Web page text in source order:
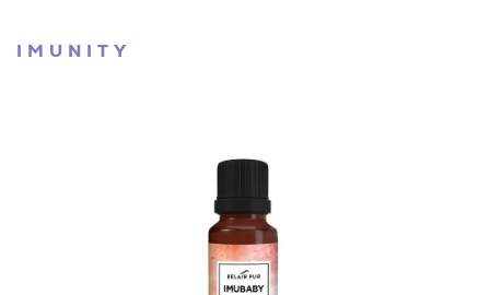
IMUNITY